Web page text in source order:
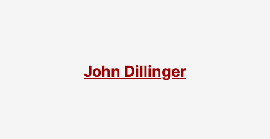
John Dillinger